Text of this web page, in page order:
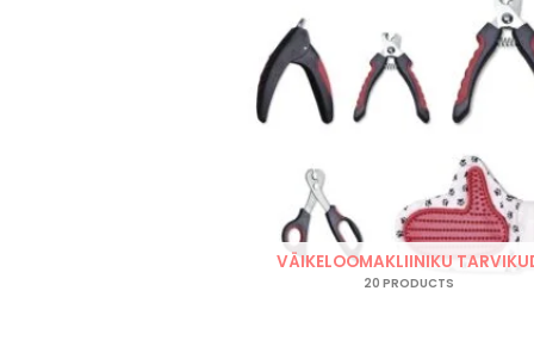
VÄIKELOOMAKLIINIKU
20 PRODUCTS